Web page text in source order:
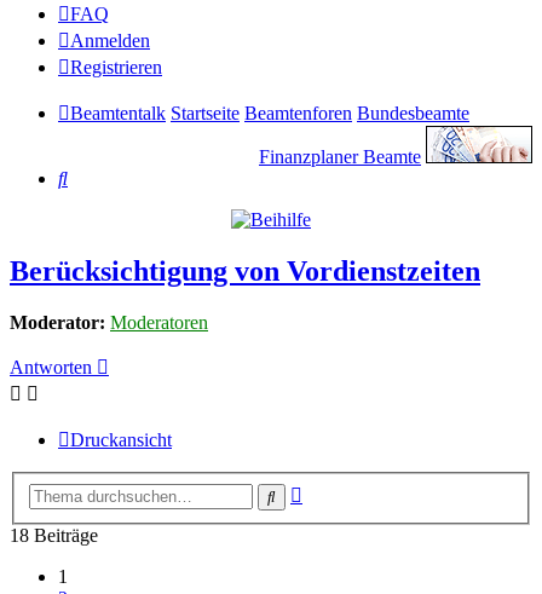
FAQ
Anmelden
Registrieren
Beamtentalk Startseite Beamtenforen Bundesbeamte
Finanzplaner Beamte
Suche
Berücksichtigung von Vordienstzeiten
Moderator: Moderatoren
Antworten
Druckansicht
Suche
18 Beiträge
1